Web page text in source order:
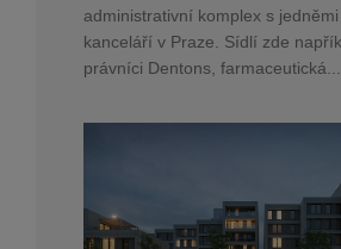
administrativní komplex s
kanceláří v Praze. Sídlí zde
právníci Dentons, farmaceutická...